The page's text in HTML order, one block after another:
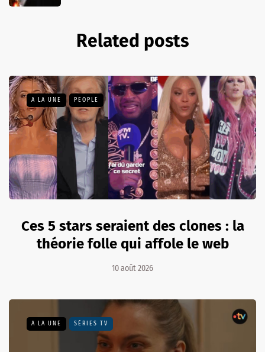
Related posts
A LA UNE PEOPLE
Ces 5 stars seraient des clones : la
théorie folle qui affole le web
10 août 2026
A LA UNE SÉRIES TV